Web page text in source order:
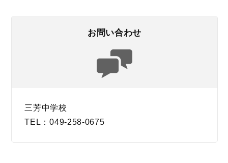
お問い合わせ
三芳中学校
TEL：049-258-0675